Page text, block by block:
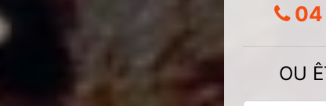
04
OU